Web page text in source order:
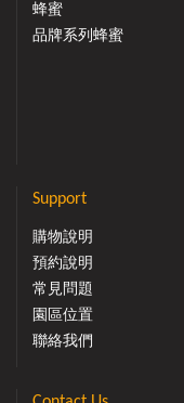
蜂蜜
品牌系列蜂蜜
Support
購物說明
預約說明
常見問題
園區位置
聯絡我們